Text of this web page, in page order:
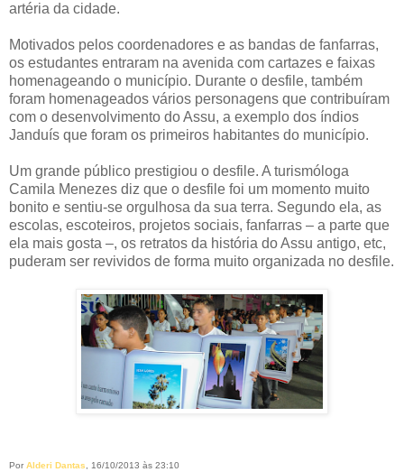
artéria da cidade.
Motivados pelos coordenadores e as bandas de fanfarras,
os estudantes entraram na avenida com cartazes e faixas
homenageando o município. Durante o desfile, também
foram homenageados vários personagens que contribuíram
com o desenvolvimento do Assu, a exemplo dos índios
Janduís que foram os primeiros habitantes do município.
Um grande público prestigiou o desfile. A turismóloga
Camila Menezes diz que o desfile foi um momento muito
bonito e sentiu-se orgulhosa da sua terra. Segundo ela, as
escolas, escoteiros, projetos sociais, fanfarras – a parte que
ela mais gosta –, os retratos da história do Assu antigo, etc,
puderam ser revividos de forma muito organizada no desfile.
Por Alderi Dantas, 16/10/2013 às 23:10